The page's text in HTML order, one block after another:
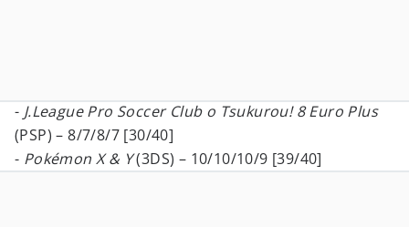
- J.League Pro Soccer Club o Tsukurou! 8 Euro Plus
(PSP) – 8/7/8/7 [30/40]
- Pokémon X & Y(3DS) – 10/10/10/9 [39/40]